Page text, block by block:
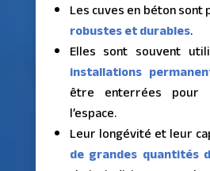
Les cuves en béton
robustes et durables.
Elles sont souvent
installations
être enterrées pour
l’espace.
Leur longévité et leur
de grandes quantités